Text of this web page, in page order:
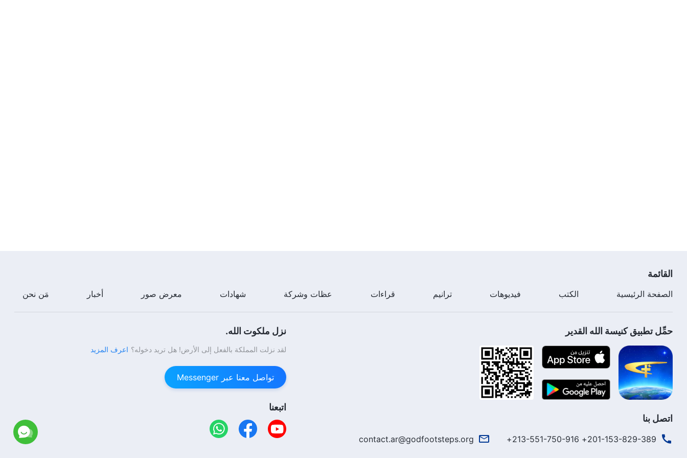
اقتباس 530
كلمات الله اليومية: الدخول إلى الحياة |
القائمة
الصفحة الرئيسية الكتب فيديوهات ترانيم قراءات عظات وشركة شهادات معرض صور أخبار مَن نحن
حمِّل تطبيق كنيسة الله القدير
اتصل بنا
201-153-829-389+ 213-551-750-916+
contact.ar@godfootsteps.org
نزل ملكوت الله.
لقد نزلت المملكة بالفعل إلى الأرض! هل تريد دخوله؟ اعرف المزيد
تواصل معنا عبر Messenger
اتبعنا